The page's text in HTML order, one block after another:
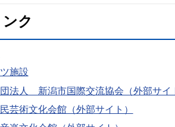
ク
施設
法人 新潟市国際交流協会（外部サイ
芸術文化会館（外部サイト）